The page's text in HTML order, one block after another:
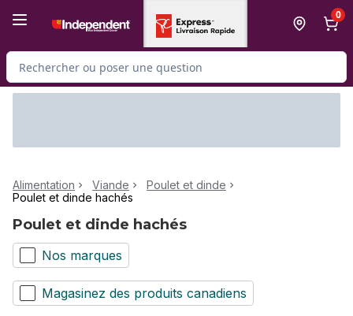
0
Rechercher des produits
Alimentation Viande
Poulet et dinde
Poulet et dinde hachés
Poulet et dinde hachés
Nos marques
Magasinez des produits canadiens